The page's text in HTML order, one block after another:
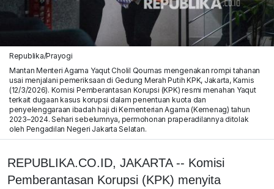
Republika/Prayogi
Mantan Menteri Agama Yaqut Cholil Qoumas mengenakan rompi tahanan
usai menjalani pemeriksaan di Gedung Merah Putih KPK, Jakarta, Kamis
(12/3/2026). Komisi Pemberantasan Korupsi (KPK) resmi menahan Yaqut
terkait dugaan kasus korupsi dalam penentuan kuota dan
penyelenggaraan ibadah haji di Kementerian Agama (Kemenag) tahun
2023–2024. Sehari sebelumnya, permohonan praperadilannya ditolak
oleh Pengadilan Negeri Jakarta Selatan.
REPUBLIKA.CO.ID, JAKARTA -- Komisi
Pemberantasan Korupsi (KPK) menyita